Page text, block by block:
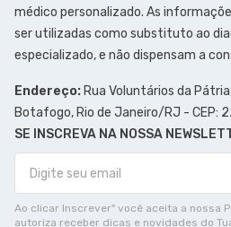
médico personalizado. As
ser utilizadas como substituto ao
especializado, e não dispensam a
Endereço: Rua Voluntários da
Botafogo, Rio de Janeiro/RJ - CEP:
SE INSCREVA NA NOSSA
Ao clicar Inscrever" você aceita a nossa
autoriza receber dicas e novidades do